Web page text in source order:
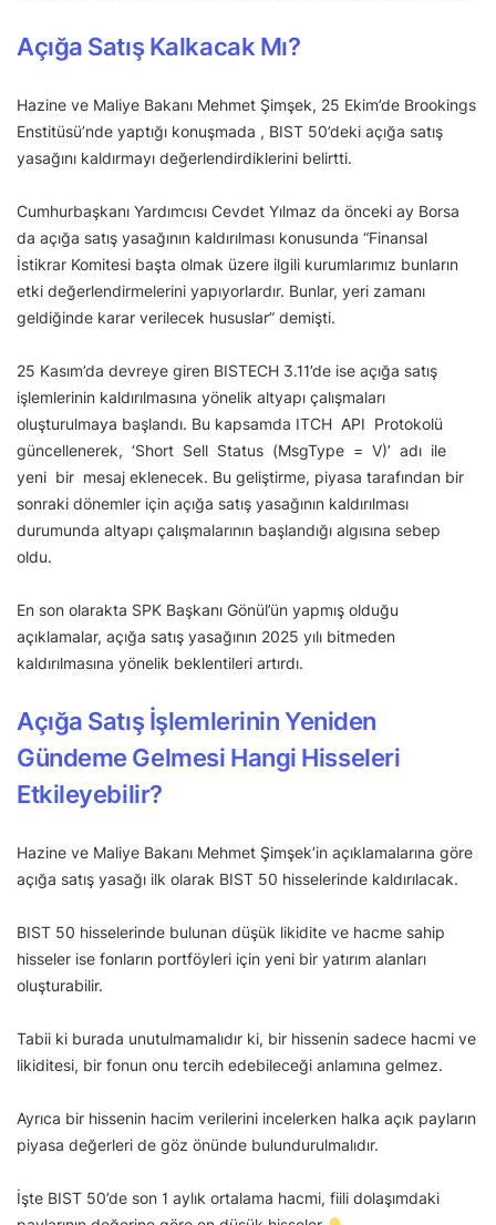
Açığa Satış Kalkacak Mı?
Hazine ve Maliye Bakanı Mehmet Şimşek, 25 Ekim’de Brookings
Enstitüsü’nde yaptığı konuşmada , BIST 50’deki açığa satış
yasağını kaldırmayı değerlendirdiklerini belirtti.
Cumhurbaşkanı Yardımcısı Cevdet Yılmaz da önceki ay Borsa
da açığa satış yasağının kaldırılması konusunda “Finansal
İstikrar Komitesi başta olmak üzere ilgili kurumlarımız bunların
etki değerlendirmelerini yapıyorlardır. Bunlar, yeri zamanı
geldiğinde karar verilecek hususlar” demişti.
25 Kasım’da devreye giren BISTECH 3.11’de ise açığa satış
işlemlerinin kaldırılmasına yönelik altyapı çalışmaları
oluşturulmaya başlandı. Bu kapsamda ITCH API Protokolü
güncellenerek, ‘Short Sell Status (MsgType = V)’ adı ile
yeni bir mesaj eklenecek. Bu geliştirme, piyasa tarafından bir
sonraki dönemler için açığa satış yasağının kaldırılması
durumunda altyapı çalışmalarının başlandığı algısına sebep
oldu.
En son olarakta SPK Başkanı Gönül’ün yapmış olduğu
açıklamalar, açığa satış yasağının 2025 yılı bitmeden
kaldırılmasına yönelik beklentileri artırdı.
Açığa Satış İşlemlerinin Yeniden
Gündeme Gelmesi Hangi Hisseleri
Etkileyebilir?
Hazine ve Maliye Bakanı Mehmet Şimşek’in açıklamalarına göre
açığa satış yasağı ilk olarak BIST 50 hisselerinde kaldırılacak.
BIST 50 hisselerinde bulunan düşük likidite ve hacme sahip
hisseler ise fonların portföyleri için yeni bir yatırım alanları
oluşturabilir.
Tabii ki burada unutulmamalıdır ki, bir hissenin sadece hacmi ve
likiditesi, bir fonun onu tercih edebileceği anlamına gelmez.
Ayrıca bir hissenin hacim verilerini incelerken halka açık payların
piyasa değerleri de göz önünde bulundurulmalıdır.
İşte BIST 50’de son 1 aylık ortalama hacmi, fiili dolaşımdaki